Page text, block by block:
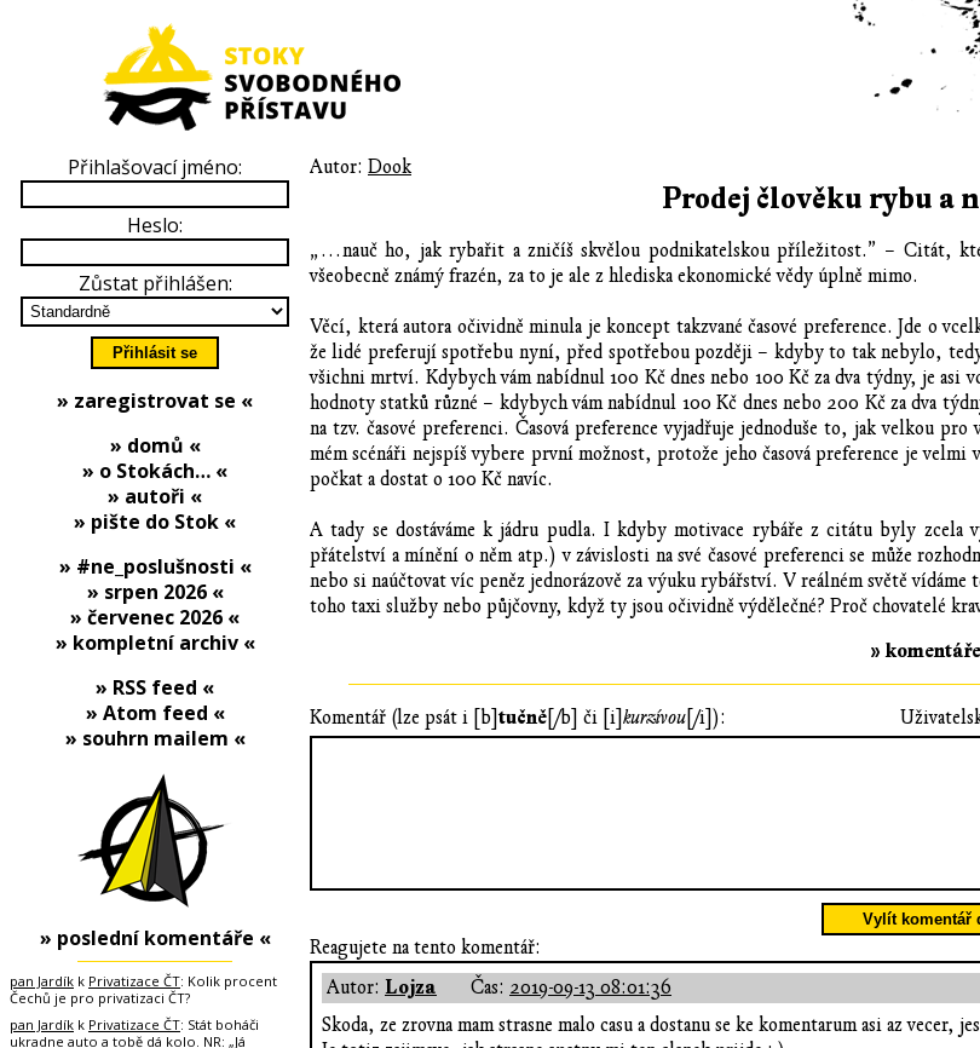
Autor: Dook
Prodej člověku rybu a
„…nauč ho, jak rybařit a zničíš skvělou podnikatelskou příležitost.” – Citát,
všeobecně známý frazén, za to je ale z hlediska ekonomické vědy úplně mimo.
Věcí, která autora očividně minula je koncept takzvané časové preference. Jde o
že lidé preferují spotřebu nyní, před spotřebou později – kdyby to tak nebylo,
všichni mrtví. Kdybych vám nabídnul 100 Kč dnes nebo 100 Kč za dva týdny, je
hodnoty statků různé – kdybych vám nabídnul 100 Kč dnes nebo 200 Kč za dva
na tzv. časové preferenci. Časová preference vyjadřuje jednoduše to, jak velkou
mém scénáři nejspíš vybere první možnost, protože jeho časová preference je
počkat a dostat o 100 Kč navíc.
A tady se dostáváme k jádru pudla. I kdyby motivace rybáře z citátu byly zcela
přátelství a mínění o něm atp.) v závislosti na své časové preferenci se může
nebo si naúčtovat víc peněz jednorázově za výuku rybářství. V reálném světě
toho taxi služby nebo půjčovny, když ty jsou očividně výdělečné? Proč chovatelé
»
Komentář (lze psát i [b] tučně [/b] či [i] kurzívou [/i]):
Vylít komentář
Reagujete na tento komentář:
Autor: Lojza Čas: 2019-09-13 08:01:36
Skoda, ze zrovna mam strasne malo casu a dostanu se ke komentarum asi az vecer,
Přihlašovací jméno:
Heslo:
Zůstat přihlášen:
» zaregistrovat se «
» domů «
» o Stokách… «
» autoři «
» pište do Stok «
» #ne_poslušnosti «
» srpen 2026 «
» červenec 2026 «
» kompletní archiv «
» RSS feed «
» Atom feed «
» souhrn mailem «
» poslední komentáře «
pan Jardík k Privatizace ČT: Kolik procent
Čechů je pro privatizaci ČT?
pan Jardík k Privatizace ČT: Stát boháči
ukradne auto a tobě dá kolo. NR: „Já